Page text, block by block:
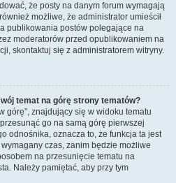
że posty na danym forum wymagają
możliwe, że administrator umieścił
publikowania postów polegające na
moderatorów przed opublikowaniem na
skontaktuj się z administratorem witryny.
temat na górę strony tematów?
górę”, znajdujący się w widoku tematu
go na samą górę pierwszej
odnośnika, oznacza to, że funkcja ta jest
wymagany czas, zanim będzie możliwe
na przesunięcie tematu na
Należy pamiętać, aby przy tym